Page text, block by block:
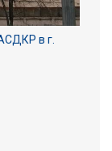
в г.